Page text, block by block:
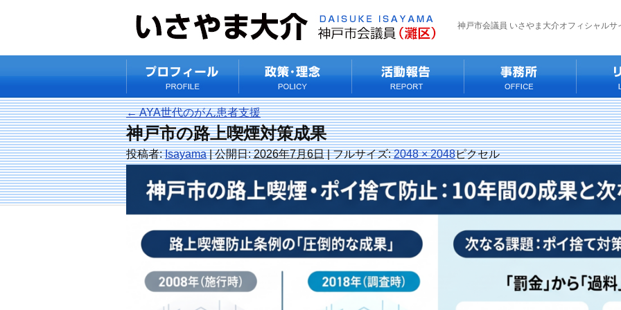
神戸市会議員 いさやま大介オフィシャルサ
←AYA世代のがん患者支援
神戸市の路上喫煙対策成果
投稿者: Isayama | 公開日: 2026年7月6日 |フルサイズ:2048 × 2048ピクセル